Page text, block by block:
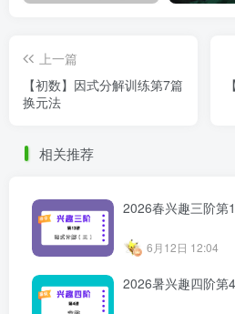
上一篇
【初数】因式分解训练第7篇
换元法
相关推荐
2026春兴趣三阶第
6月12日 12:04
2026暑兴趣四阶第